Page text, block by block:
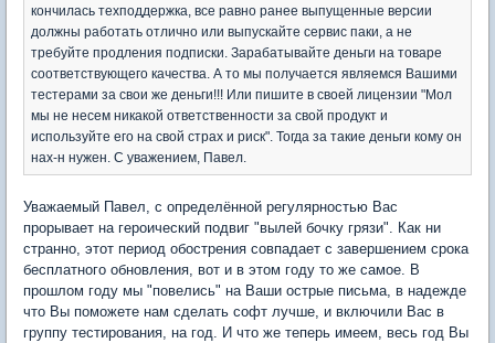
кончилась техподдержка, все равно ранее выпущенные версии
должны работать отлично или выпускайте сервис паки, а не
требуйте продления подписки. Зарабатывайте деньги на товаре
соответствующего качества. А то мы получается являемся Вашими
тестерами за свои же деньги!!! Или пишите в своей лицензии "Мол
мы не несем никакой ответственности за свой продукт и
используйте его на свой страх и риск". Тогда за такие деньги кому он
нах-н нужен. С уважением, Павел.
Уважаемый Павел, с определённой регулярностью Вас
прорывает на героический подвиг "вылей бочку грязи". Как ни
странно, этот период обострения совпадает с завершением срока
бесплатного обновления, вот и в этом году то же самое. В
прошлом году мы "повелись" на Ваши острые письма, в надежде
что Вы поможете нам сделать софт лучше, и включили Вас в
группу тестирования, на год. И что же теперь имеем, весь год Вы